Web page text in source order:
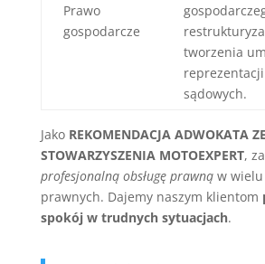
Prawo
gospodarcze
tworzenia
sądowych.
Jako REKOMENDACJA ADWOKATA ZE
STOWARZYSZENIA MOTOEXPERT,
profesjonalną obsługę prawnąw wielu
prawnych. Dajemy naszym klientom
spokój w trudnych sytuacjach.